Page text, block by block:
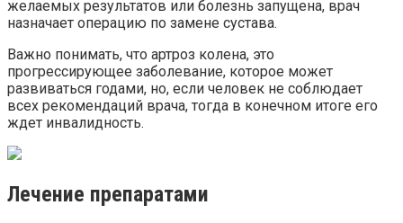
желаемых результатов или болезнь запущена, врач
назначает операцию по замене сустава.
Важно понимать, что артроз колена, это
прогрессирующее заболевание, которое может
развиваться годами, но, если человек не соблюдает
всех рекомендаций врача, тогда в конечном итоге его
ждет инвалидность.
Лечение препаратами